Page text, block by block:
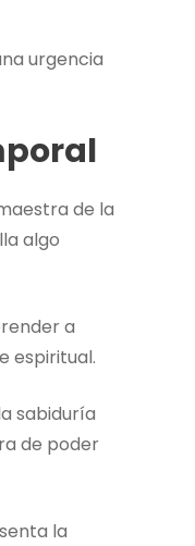
urgencia
de la
algo
a
espiritual.
sabiduría
de poder
la